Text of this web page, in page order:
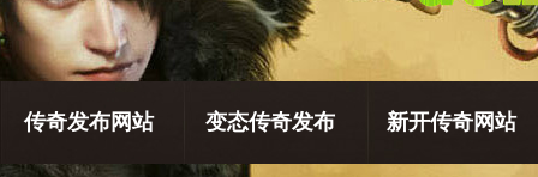
传奇发布网站 变态传奇发布 新开传奇网站